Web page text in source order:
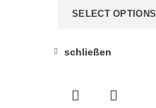
SELECT OPTIONS
schließen